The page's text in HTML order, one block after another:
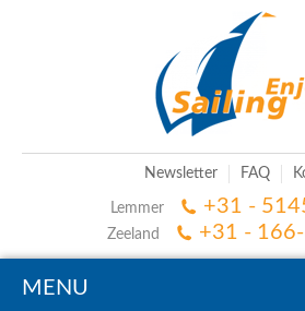
Newsletter FAQ
Lemmer +31 -
Zeeland +31 -
MENU